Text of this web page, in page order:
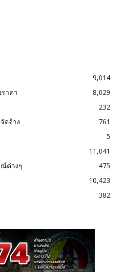
9,014
าคา
8,029
232
ดจ้าง
761
5
11,041
ต่างๆ
475
10,423
382